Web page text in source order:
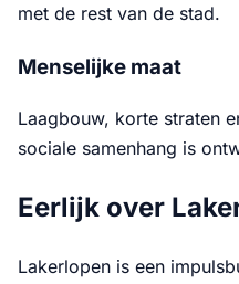
met de rest van de stad.
Menselijke maat
Laagbouw, korte straten
sociale samenhang is
Eerlijk over
Lakerlopen is een